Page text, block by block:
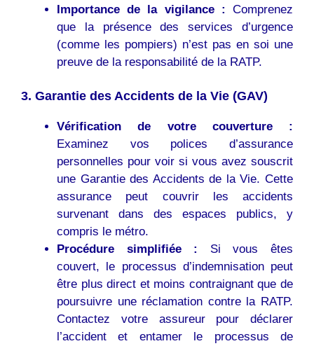
Importance de la vigilance : Comprenez
que la présence des services d’urgence
(comme les pompiers) n’est pas en soi une
preuve de la responsabilité de la RATP.
3. Garantie des Accidents de la Vie (GAV)
Vérification de votre couverture :
Examinez vos polices d’assurance
personnelles pour voir si vous avez souscrit
une Garantie des Accidents de la Vie. Cette
assurance peut couvrir les accidents
survenant dans des espaces publics, y
compris le métro.
Procédure simplifiée :
Si vous êtes
couvert, le processus d’indemnisation peut
être plus direct et moins contraignant que de
poursuivre une réclamation contre la RATP.
Contactez votre assureur pour déclarer
l’accident et entamer le processus de